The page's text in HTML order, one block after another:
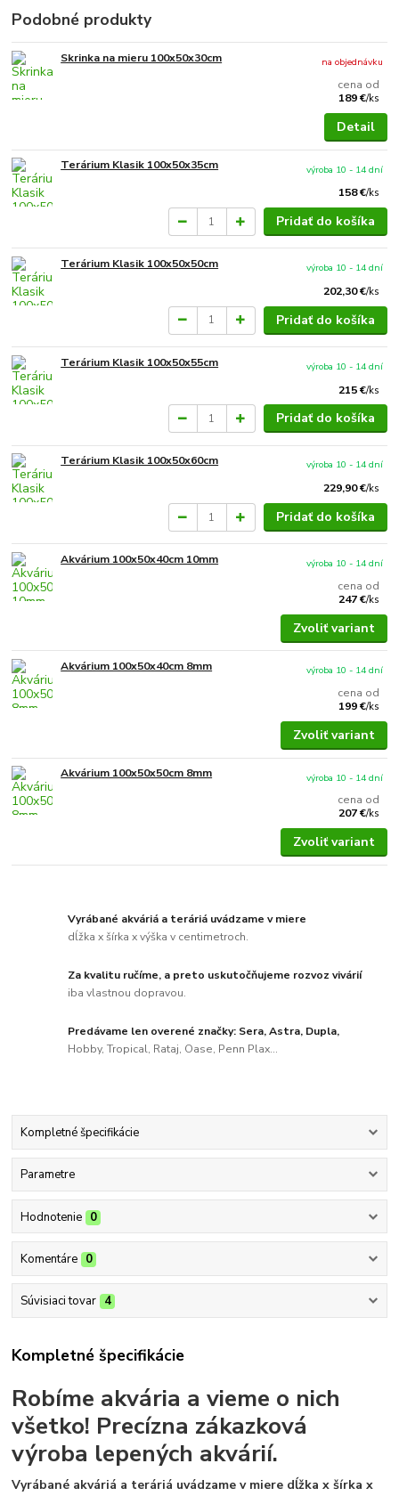
Podobné produkty
Skrinka na mieru 100x50x30cm
cena od
189 €/ks
na objednávku
Detail
Terárium Klasik 100x50x35cm
158 €/ks
výroba 10 - 14 dní
Pridať do košíka
Terárium Klasik 100x50x50cm
202,30 €/ks
výroba 10 - 14 dní
Pridať do košíka
Terárium Klasik 100x50x55cm
215 €/ks
výroba 10 - 14 dní
Pridať do košíka
Terárium Klasik 100x50x60cm
229,90 €/ks
výroba 10 - 14 dní
Pridať do košíka
Akvárium 100x50x40cm 10mm
cena od
247 €/ks
výroba 10 - 14 dní
Zvoliť variant
Akvárium 100x50x40cm 8mm
cena od
199 €/ks
výroba 10 - 14 dní
Zvoliť variant
Akvárium 100x50x50cm 8mm
cena od
207 €/ks
výroba 10 - 14 dní
Zvoliť variant
Vyrábané akváriá a teráriá uvádzame v miere
dĺžka x šírka x výška v centimetroch.
Za kvalitu ručíme, a preto uskutočňujeme rozvoz vivárií
iba vlastnou dopravou.
Predávame len overené značky: Sera, Astra, Dupla,
Hobby, Tropical, Rataj, Oase, Penn Plax...
Kompletné špecifikácie
Parametre
Hodnotenie 0
Komentáre 0
Súvisiaci tovar 4
Kompletné špecifikácie
Robíme akvária a vieme o nich
všetko! Precízna zákazková
výroba lepených akvárií.
Vyrábané akváriá a teráriá uvádzame v miere dĺžka x šírka x